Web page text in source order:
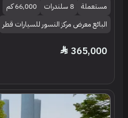
مستعملة 8 سلندرات
66,000 كم
البائع معرض مركز النسور للسيارات قطر
365,000